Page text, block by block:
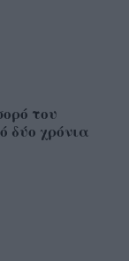
του
δύο χρόνια